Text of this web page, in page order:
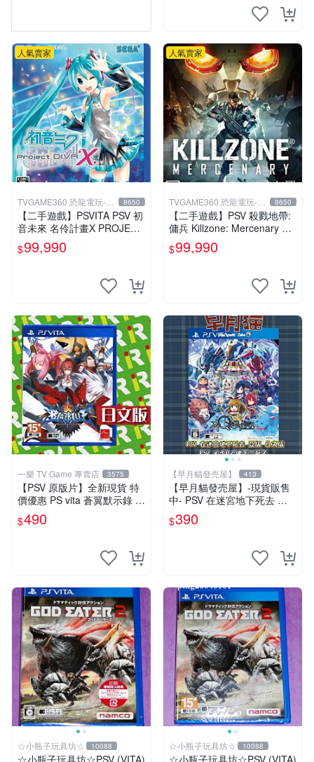
人氣賣家
TVGAME360 恐龍電玩-台
中店
8650
【二手遊戲】PSVITA PSV 初
音未來 名伶計畫X PROJECT
DIVA X 日文版【台中恐龍電
玩】
$99,990
人氣賣家
TVGAME360 恐龍電玩-台
中店
8650
【二手遊戲】PSV 殺戮地帶:
傭兵 Killzone: Mercenary 中
文版【台中恐龍電玩】
$99,990
一樂 TV Game 專賣店 3575
【PSV 原版片】全新現貨 特
價優惠 PS vita 蒼翼默示錄 時
間幻象 BBCP 亞日版 日文版
【台中一樂電玩】
$490
【早月貓發売屋】 413
【早月貓發売屋】-現貨販售
中- PSV 在迷宮地下死去 亞
版 日文版 ※迷Q地下去死團※
$390
☆小瓶子玩具坊☆ 10088 ☆小瓶子玩具坊☆ 10088